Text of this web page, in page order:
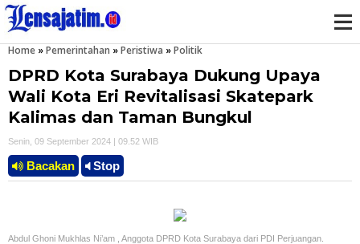
Home »Pemerintahan »Peristiwa »Politik
DPRD Kota Surabaya Dukung Upaya
Wali Kota Eri Revitalisasi Skatepark
Kalimas dan Taman Bungkul
Senin, 09 September 2024 | 09.52 WIB
Bacakan Stop
Abdul Ghoni Mukhlas Ni’am , Anggota DPRD Kota Surabaya dari PDI Perjuangan.